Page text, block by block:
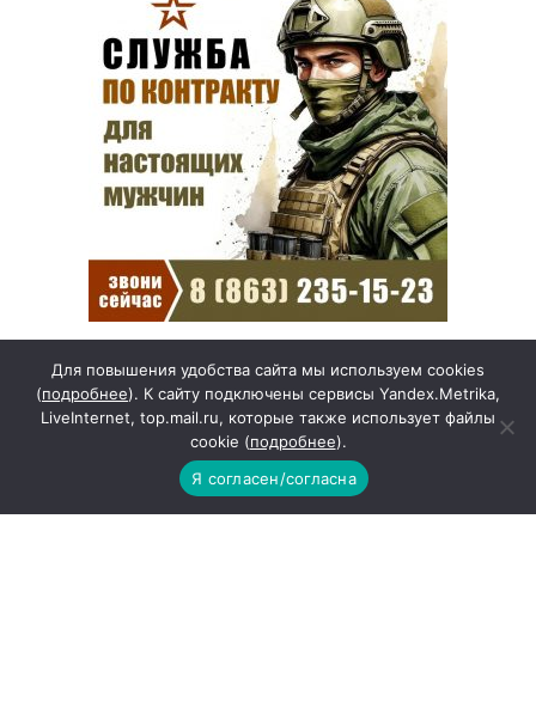
Какие товары пропадут
из магазинов с 1 августа
2026 года
Для повышения удобства сайта мы используем cookies
(подробнее). К сайту подключены сервисы Yandex.Metrika,
LiveInternet, top.mail.ru, которые также использует файлы
cookie (подробнее).
Я согласен/согласна